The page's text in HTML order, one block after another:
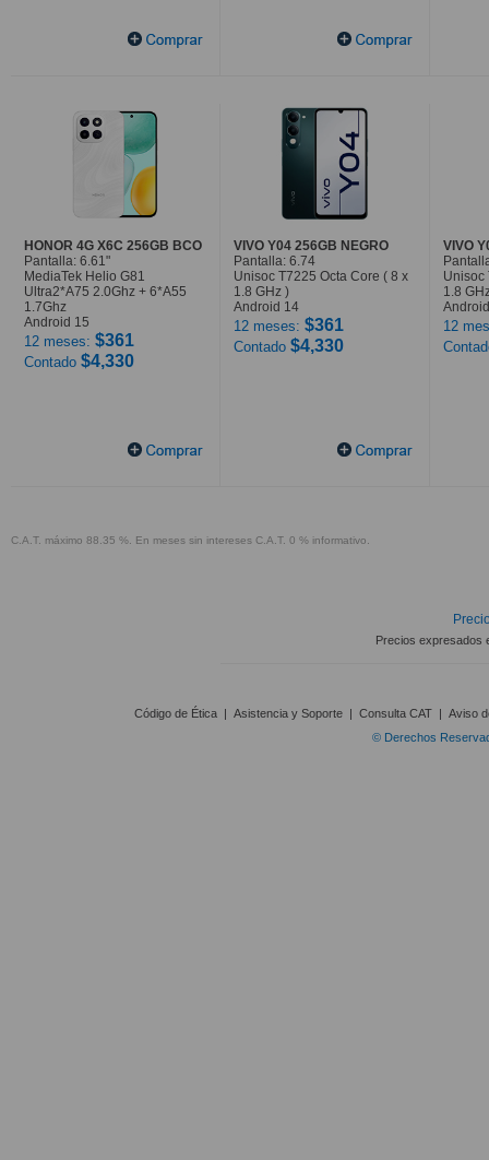
HONOR 4G X6C 256GB BCO
Pantalla: 6.61"
MediaTek Helio G81
Ultra2*A75 2.0Ghz + 6*A55
1.7Ghz
Android 15
12 meses: $361
Contado $4,330
VIVO Y04 256GB NEGRO
Pantalla: 6.74
Unisoc T7225 Octa Core ( 8 x
1.8 GHz )
Android 14
12 meses: $361
Contado $4,330
VIVO
Unisoc
1.8
12
C.A.T. máximo 88.35 %. En meses sin intereses C.A.T. 0 % informativo.
Precios expresados
Código de Ética | Asistencia y Soporte | Consulta CAT | Aviso
© Derechos